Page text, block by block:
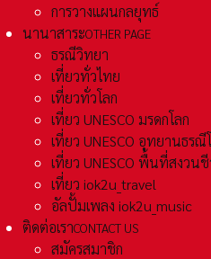
การวางแผนกลยุทธ์
นานาสาระOTHER PAGE
ธรณีวิทยา
เที่ยวทั่วไทย
เที่ยวทั่วโลก
เที่ยว UNESCO มรดกโลก
เที่ยว UNESCO อุทยานธรณี
เที่ยว UNESCO พื้นที่สงวน
เที่ยว iok2u_travel
อัลปั้มเพลง iok2u_music
ติดต่อเราCONTACT US
สมัครสมาชิก